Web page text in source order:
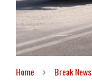
Home Break News